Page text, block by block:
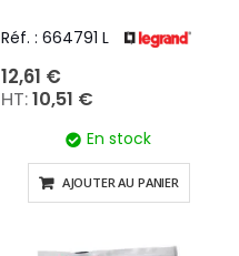
Réf. : 664791 L
12,61 €
10,51 €
En stock
AJOUTER AU PANIER